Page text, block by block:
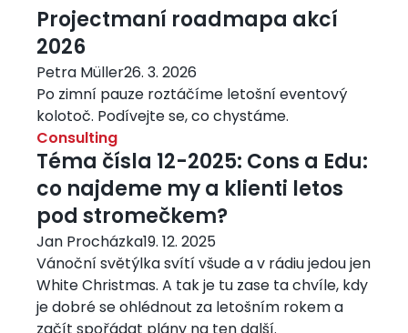
Projectmaní roadmapa akcí
2026
Petra Müller26. 3. 2026
Po zimní pauze roztáčíme letošní eventový
kolotoč. Podívejte se, co chystáme.
Consulting
Téma čísla 12-2025: Cons a Edu:
co najdeme my a klienti letos
pod stromečkem?
Jan Procházka19. 12. 2025
Vánoční světýlka svítí všude a v rádiu jedou jen
White Christmas. A tak je tu zase ta chvíle, kdy
je dobré se ohlédnout za letošním rokem a